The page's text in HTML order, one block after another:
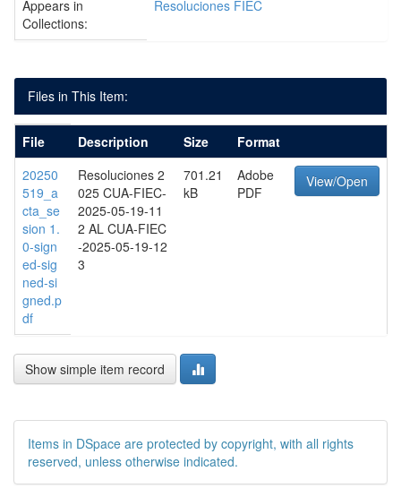
Appears in
Collections:
Resoluciones FIEC
Files in This Item:
File Description Size
Format
20250
519_a
cta_se
sion 1.
0-sign
ed-sig
ned-si
gned.p
df
Resoluciones 2
025 CUA-FIEC-
2025-05-19-11
2 AL CUA-FIEC
-2025-05-19-12
3
701.21
kB
Adobe
PDF
View/Open
Show simple item record
Items in DSpace are protected by copyright, with all rights
reserved, unless otherwise indicated.